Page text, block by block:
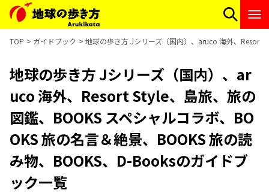
TOP ガイドブック 地球の歩き方 Jシリーズ（国内）、aruco 海外、Resort
地球の歩き方 Jシリーズ（国内）、ar
uco 海外、Resort Style、島旅、旅の
図鑑、BOOKS スペシャルコラボ、BO
OKS 旅の名言＆絶景、BOOKS 旅の読
み物、BOOKS、D-Booksのガイドブ
ック一覧